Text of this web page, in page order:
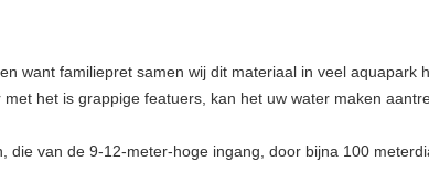
want familiepret samen wij dit materiaal in veel aquapark
het is grappige featuers, kan het uw water maken
van de 9-12-meter-hoge ingang, door bijna 100